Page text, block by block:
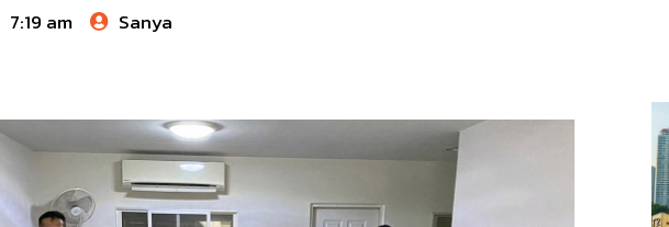
7:19 am Sanya